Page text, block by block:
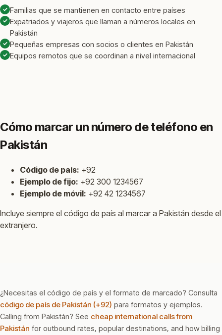
✓ Familias que se mantienen en contacto entre países
✓ Expatriados y viajeros que llaman a números locales en
Pakistán
✓ Pequeñas empresas con socios o clientes en Pakistán
✓ Equipos remotos que se coordinan a nivel internacional
Cómo marcar un número de teléfono en
Pakistán
Código de país: +92
Ejemplo de fijo: +92 300 1234567
Ejemplo de móvil: +92 42 1234567
Incluye siempre el código de país al marcar a Pakistán desde el
extranjero.
¿Necesitas el código de país y el formato de marcado? Consulta
código de país de Pakistán (+92) para formatos y ejemplos.
Calling from Pakistán? See cheap international calls from
Pakistán for outbound rates, popular destinations, and how billing